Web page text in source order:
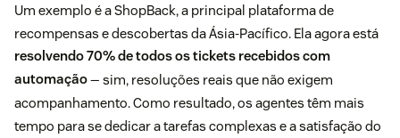
Um exemplo é a ShopBack, a principal plataforma de
recompensas e descobertas da Ásia-Pacífico. Ela agora está
resolvendo 70% de todos os tickets recebidos com
automação— sim, resoluções reais que não exigem
acompanhamento. Como resultado, os agentes têm mais
tempo para se dedicar a tarefas complexas e a satisfação do